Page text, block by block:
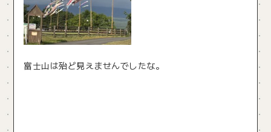
富士山は殆ど見えませんでしたな。